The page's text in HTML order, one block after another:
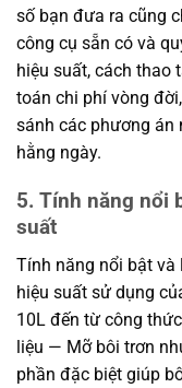
số bạn đưa ra cũng
công cụ sẵn có và
hiệu suất, cách thao
toán chi phí vòng
sánh các phương án
hằng ngày.
5. Tính năng nổi
suất
Tính năng nổi bật và
hiệu suất sử dụng
10L đến từ công
liệu — Mỡ bôi trơn
phần đặc biệt giúp